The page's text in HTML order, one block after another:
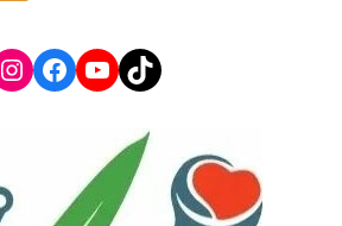
Instagram
Facebook
YouTube
TikTok